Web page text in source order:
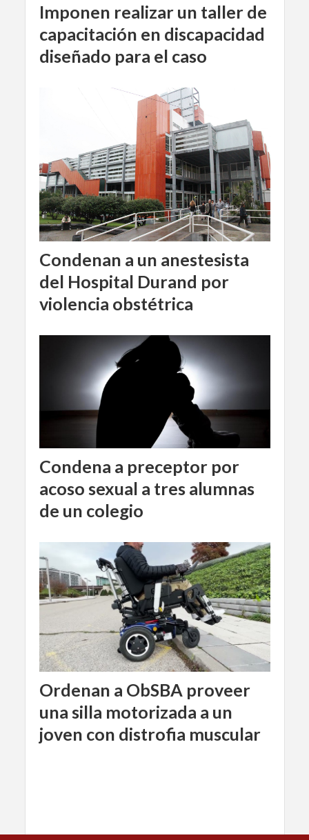
Imponen realizar un taller de
capacitación en discapacidad
diseñado para el caso
Condenan a un anestesista
del Hospital Durand por
violencia obstétrica
Condena a preceptor por
acoso sexual a tres alumnas
de un colegio
Ordenan a ObSBA proveer
una silla motorizada a un
joven con distrofia muscular